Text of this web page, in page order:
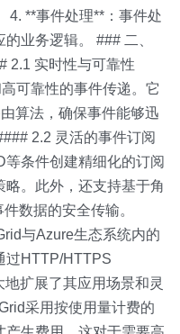
4. **事件处理**：事件处
业务逻辑。 ### 二、
2.1 实时性与可靠性
可靠性的事件传递。它
算法，确保事件能够迅
2.2 灵活的事件订阅
条件创建精细化的订阅
。此外，还支持基于角
数据的安全传输。
与Azure生态系统内的
过HTTP/HTTPS
扩展了其应用场景和灵
采用按使用量计费的